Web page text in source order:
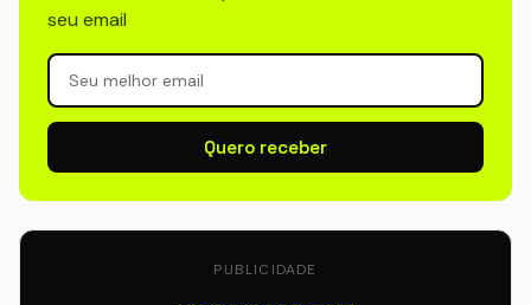
seu email
Quero receber
PUBLICIDADE